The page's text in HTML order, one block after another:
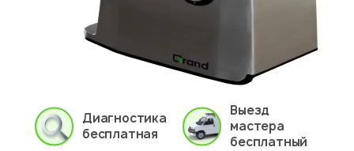
Диагностика
бесплатная
Выезд
мастера
бесплатный